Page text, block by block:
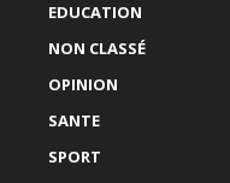
EDUCATION
NON CLASSÉ
OPINION
SANTE
SPORT